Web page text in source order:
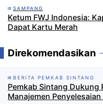
SAMPANG
Ketum FWJ Indonesia:
Dapat Kartu Merah
Direkomendasikan
BERITA PEMKAB SINTANG
Pemkab Sintang Dukung
Manajemen